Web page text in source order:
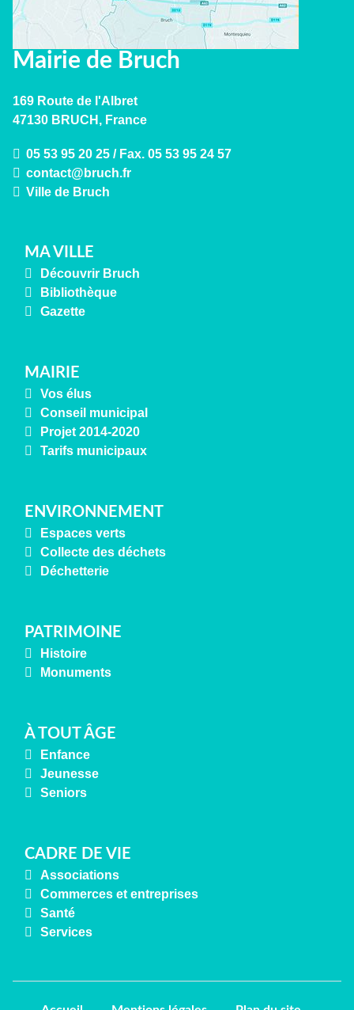
Mairie de Bruch
169 Route de l'Albret
47130 BRUCH, France
05 53 95 20 25 / Fax. 05 53 95 24 57
Ville de Bruch
MA VILLE
Découvrir Bruch
Bibliothèque
Gazette
MAIRIE
Vos élus
Conseil municipal
Projet 2014-2020
Tarifs municipaux
ENVIRONNEMENT
Espaces verts
Collecte des déchets
Déchetterie
PATRIMOINE
Histoire
Monuments
À TOUT ÂGE
Enfance
Jeunesse
Seniors
CADRE DE VIE
Associations
Commerces et entreprises
Santé
Services